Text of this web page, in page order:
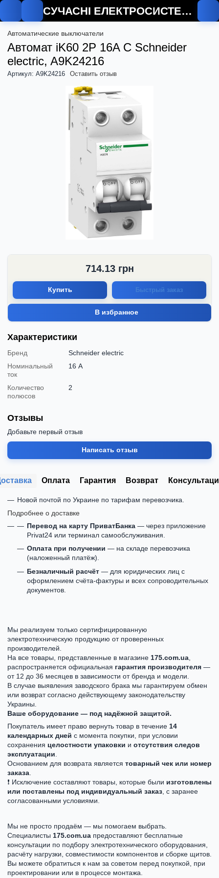
СУЧАСНІ ЕЛЕКТРОСИСТЕМИ
Автоматические выключатели
Автомат iK60 2P 16A C Schneider
electric, A9K24216
Артикул: A9K24216 Оставить отзыв
714.13грн
Купить Быстрый заказ
В избранное
Характеристики
Бренд
Schneider electric
Номинальный
ток
16 А
Количество
полюсов
2
Отзывы
Добавьте первый отзыв
Написать отзыв
Оплата Гарантия Возврат
Новой почтой по Украине по тарифам перевозчика.
Подробнее о доставке
Перевод на карту ПриватБанка — через приложение
Privat24 или терминал самообслуживания.
Оплата при получении — на складе перевозчика
(наложенный платёж).
Безналичный расчёт — для юридических лиц с
оформлением счёта-фактуры и всех сопроводительных
документов.
Мы реализуем только сертифицированную
электротехническую продукцию от проверенных
производителей.
На все товары, представленные в магазине 175.com.ua
распространяется официальная гарантия производителя —
от 12 до 36 месяцев в зависимости от бренда и модели.
В случае выявления заводского брака мы гарантируем обмен
или возврат согласно действующему законодательству
Украины.
Ваше оборудование — под надёжной защитой.
Покупатель имеет право вернуть товар в течение 14
календарных дней с момента покупки, при условии
сохранения целостности упаковки и отсутствия следов
эксплуатации
Основанием для возврата является товарный чек или номер
заказа
❗ Исключение составляют товары, которые были изготовлены
или поставлены под индивидуальный заказ , с заранее
согласованными условиями.
Мы не просто продаём — мы помогаем выбрать.
Специалисты 175.com.ua предоставляют бесплатные
консультации по подбору электротехнического оборудования,
расчёту нагрузки, совместимости компонентов и сборке щитов.
Вы можете обратиться к нам за советом перед покупкой, при
проектировании или в процессе монтажа.